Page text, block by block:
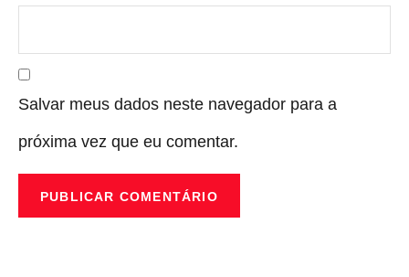
Salvar meus dados neste navegador para a
próxima vez que eu comentar.